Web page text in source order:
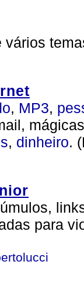
, MP3,
, dinheiro.
para